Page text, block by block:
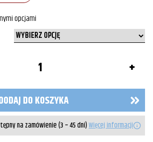
opcjami
DO KOSZYKA
na zamówienie (3 – 45 dni)Więcej informacji